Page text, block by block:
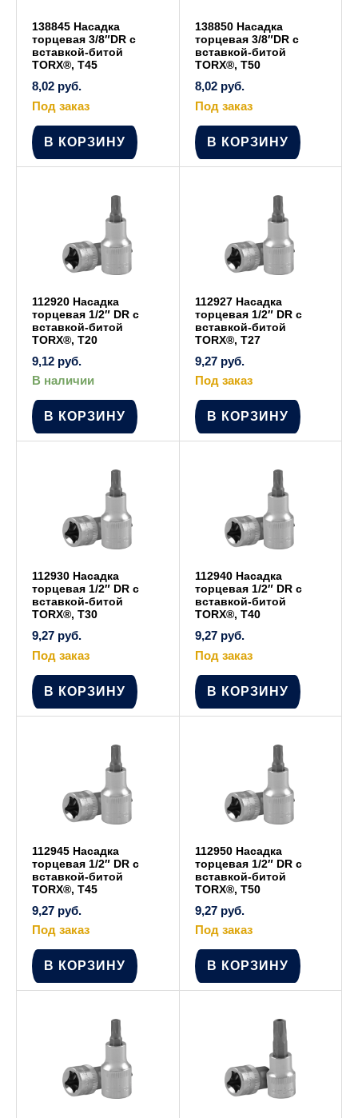
138845 Насадка
торцевая 3/8″DR с
вставкой-битой
TORX®, T45
8,02 руб.
Под заказ
В КОРЗИНУ
138850 Насадка
торцевая 3/8″DR с
вставкой-битой
TORX®, T50
8,02 руб.
Под заказ
В КОРЗИНУ
112920 Насадка
торцевая 1/2″ DR с
вставкой-битой
TORX®, Т20
9,12 руб.
В наличии
В КОРЗИНУ
112927 Насадка
торцевая 1/2″ DR с
вставкой-битой
TORX®, Т27
9,27 руб.
Под заказ
В КОРЗИНУ
112930 Насадка
торцевая 1/2″ DR с
вставкой-битой
TORX®, Т30
9,27 руб.
Под заказ
В КОРЗИНУ
112940 Насадка
торцевая 1/2″ DR с
вставкой-битой
TORX®, Т40
9,27 руб.
Под заказ
В КОРЗИНУ
112945 Насадка
торцевая 1/2″ DR с
вставкой-битой
TORX®, Т45
9,27 руб.
Под заказ
В КОРЗИНУ
112950 Насадка
торцевая 1/2″ DR с
вставкой-битой
TORX®, Т50
9,27 руб.
Под заказ
В КОРЗИНУ